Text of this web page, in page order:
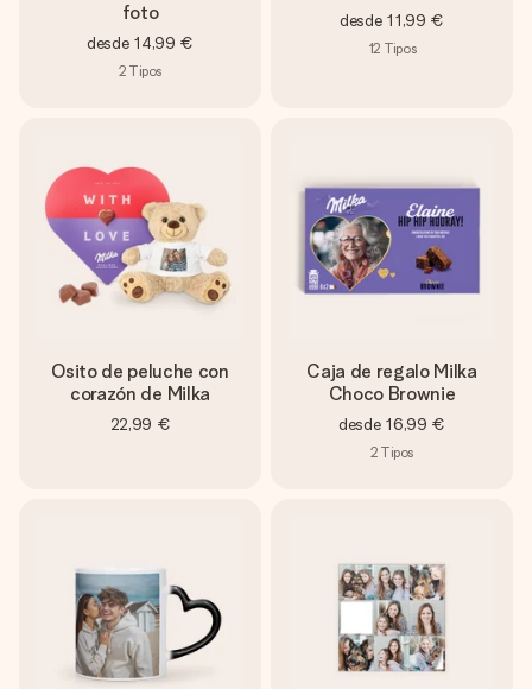
foto
desde 14,99 €
2 Tipos
desde 11,99 €
12 Tipos
Osito de peluche con
corazón de Milka
22,99 €
Caja de regalo Milka
Choco Brownie
desde 16,99 €
2 Tipos